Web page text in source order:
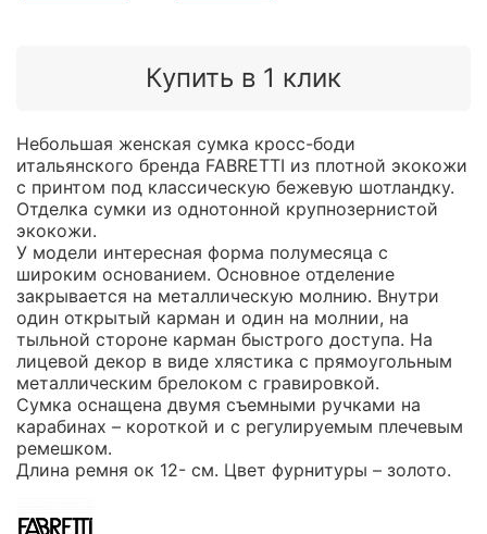
Купить в 1 клик
Небольшая женская сумка кросс-боди
итальянского бренда FABRETTI из плотной экокожи
с принтом под классическую бежевую шотландку.
Отделка сумки из однотонной крупнозернистой
экокожи.
У модели интересная форма полумесяца с
широким основанием. Основное отделение
закрывается на металлическую молнию. Внутри
один открытый карман и один на молнии, на
тыльной стороне карман быстрого доступа. На
лицевой декор в виде хлястика с прямоугольным
металлическим брелоком с гравировкой.
Сумка оснащена двумя съемными ручками на
карабинах – короткой и с регулируемым плечевым
ремешком.
Длина ремня ок 12- см. Цвет фурнитуры – золото.